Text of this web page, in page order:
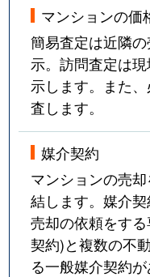
マンションの価
簡易査定は近隣
示。訪問査定は
示します。また
査します。
媒介契約
マンションの売
結します。媒介
売却の依頼をす
契約)と複数の不
る一般媒介契約が